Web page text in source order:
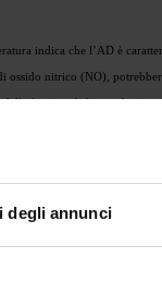
degli annunci
indica che l’AD è
nitrico (NO),
funzionalità vascolari e
forma di demenza.
associate ad una
con AD, soprattutto legati